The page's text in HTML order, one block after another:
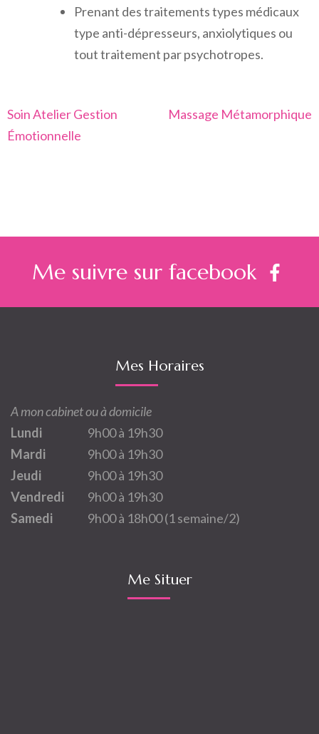
Prenant des traitements types médicaux
type anti-dépresseurs, anxiolytiques ou
tout traitement par psychotropes.
Navigation
de
Soin Atelier Gestion
Émotionnelle
Massage Métamorphique
Me suivre sur facebook
Mes Horaires
A mon cabinet ou à domicile
Lundi
9h00 à 19h30
Mardi
9h00 à 19h30
Jeudi
9h00 à 19h30
Vendredi
9h00 à 19h30
Samedi
9h00 à 18h00 (1 semaine/2)
Me Situer